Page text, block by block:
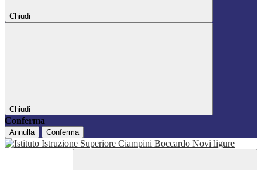
Chiudi
Chiudi
Conferma
Annulla Conferma